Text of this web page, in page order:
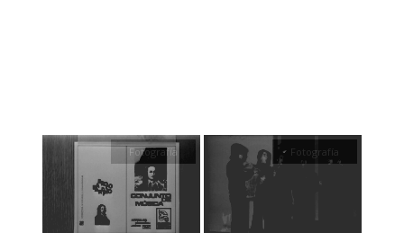
Fotografía Fotografía